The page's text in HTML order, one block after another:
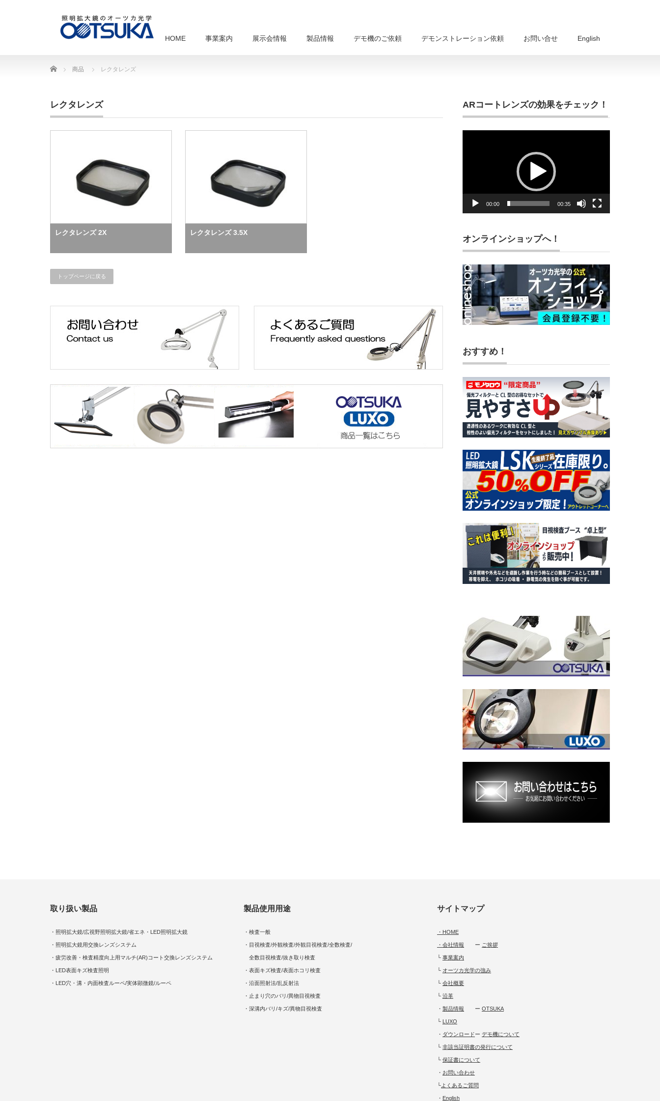
HOME 事業案内 展示会情報 製品情報 デモ機のご依頼 デモンストレーション依頼 お問い合せ English
Home 商品 レクタレンズ
レクタレンズ
レクタレンズ 2X レクタレンズ 3.5X
トップページに戻る
ARコートレンズの効果をチェック！
00:00 00:35
オンラインショップへ！
おすすめ！
取り扱い製品
・照明拡大鏡/広視野照明拡大鏡/省エネ・LED照明拡大鏡
・照明拡大鏡用交換レンズシステム
・疲労改善・検査精度向上用マルチ(AR)コート交換レンズシステム
・LED表面キズ検査照明
・LED穴・溝・内面検査ルーペ/実体顕微鏡/ルーペ
製品使用用途
・検査一般
・目視検査/外観検査/外観目視検査/全数検査/
全数目視検査/抜き取り検査
・表面キズ検査/表面ホコリ検査
・沿面照射法/乱反射法
・止まり穴のバリ/異物目視検査
・深溝内バリ/キズ/異物目視検査
サイトマップ
・HOME
・会社情報 ー ご挨拶
└ 事業案内
└ オーツカ光学の強み
└ 会社概要
└ 沿革
・ 製品情報 ー OTSUKA
└ LUXO
・ ダウンロードー デモ機について
└ 非該当証明書の発行について
└ 保証書について
・ お問い合わせ
└よくあるご質問
・ English